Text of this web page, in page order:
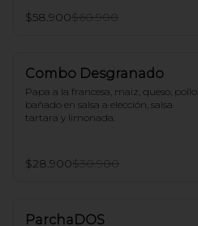
$58.900$60.900
Combo Desgranado
Papa a la francesa, maiz, queso, pollo
bañado en salsa a elección, salsa
tartara y limonada.
$28.900$30.900
ParchaDOS